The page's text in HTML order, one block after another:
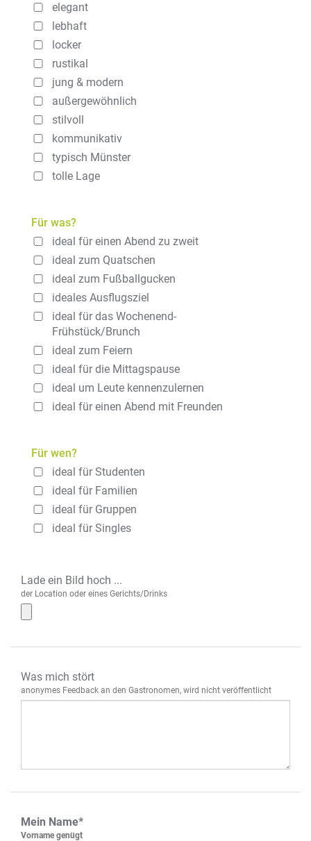
elegant
lebhaft
locker
rustikal
jung & modern
außergewöhnlich
stilvoll
kommunikativ
typisch Münster
tolle Lage
Für was?
ideal für einen Abend zu zweit
ideal zum Quatschen
ideal zum Fußballgucken
ideales Ausflugsziel
ideal für das Wochenend-
Frühstück/Brunch
ideal zum Feiern
ideal für die Mittagspause
ideal um Leute kennenzulernen
ideal für einen Abend mit Freunden
Für wen?
ideal für Studenten
ideal für Familien
ideal für Gruppen
ideal für Singles
Lade ein Bild hoch ...
der Location oder eines Gerichts/Drinks
Was mich stört
anonymes Feedback an den Gastronomen, wird nicht veröffentlicht
Mein Name*
Vorname genügt